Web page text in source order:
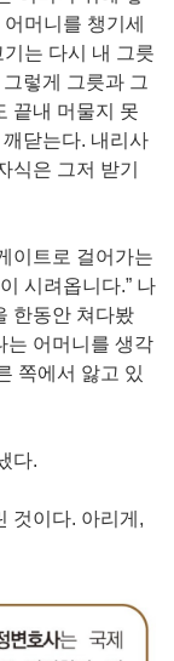
머니를 챙기세
는 다시 내 그릇
렇게 그릇과 그
끝내 머물지 못
닫는다. 내리사
식은 그저 받기
이트로 걸어가는
시려옵니다.” 나
한동안 쳐다봤
는 어머니를 생각
쪽에서 앓고 있
다.
것이다. 아리게,